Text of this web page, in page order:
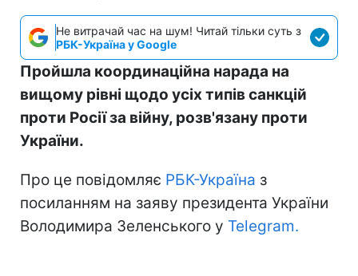
Не витрачай час на шум! Читай тільки суть з
РБК-Україна у Google
Пройшла координаційна нарада на
вищому рівні щодо усіх типів санкцій
проти Росії за війну, розв'язану проти
України.
Про це повідомляє РБК-Україна з
посиланням на заяву президента України
Володимира Зеленського у Telegram.